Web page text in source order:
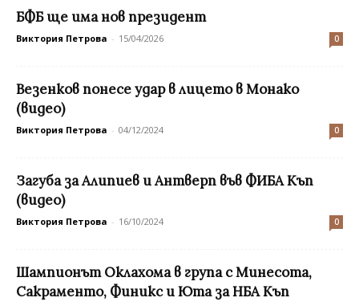
БФБ ще има нов президент
Виктория Петрова - 15/04/2026 0
Везенков понесе удар в лицето в Монако
(видео)
Виктория Петрова - 04/12/2024 0
Загуба за Алипиев и Антверп във ФИБА Къп
(видео)
Виктория Петрова - 16/10/2024 0
Шампионът Оклахома в група с Минесота,
Сакраменто, Финикс и Юта за НБА Къп